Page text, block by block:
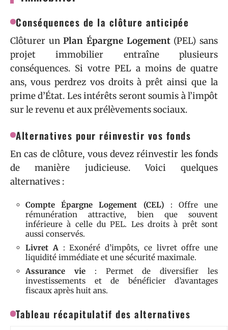
Conséquences de la clôture anticipée
Clôturer unPlan Épargne Logement(PEL) sans
projet immobilier entraîne plusieurs
conséquences. Si votre PEL a moins de quatre
ans, vous perdrez vos droits à prêt ainsi que la
prime d’État. Les intérêts seront soumis à l’impôt
sur le revenu et aux prélèvements sociaux.
Alternatives pour réinvestir vos fonds
En cas de clôture, vous devez réinvestir les fonds
de manière judicieuse. Voici quelques
alternatives :
Compte Épargne Logement (CEL) : Offre une
rémunération attractive, bien que souvent
inférieure à celle du PEL. Les droits à prêt sont
aussi conservés.
Livret A: Exonéré d’impôts, ce livret offre une
liquidité immédiate et une sécurité maximale.
Assurance vie: Permet de diversifier les
investissements et de bénéficier d’avantages
fiscaux après huit ans.
Tableau récapitulatif des alternatives